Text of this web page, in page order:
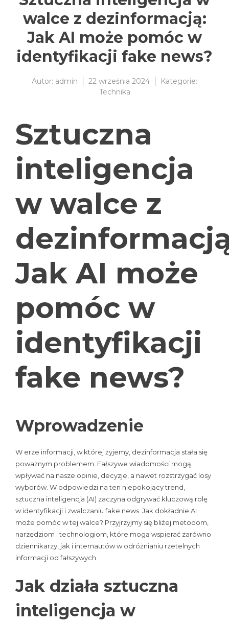
walce z dezinformacją:
Jak AI może pomóc w
identyfikacji fake news?
Autor: admin 22 września 2024
Kategorie:
Technika
Sztuczna
inteligencja
w walce z
Jak AI może
pomóc w
identyfikacji
fake news?
Wprowadzenie
W erze informacji, w której żyjemy, dezinformacja stała się
poważnym problemem. Fałszywe wiadomości mogą
wpływać na nasze opinie, decyzje, a nawet rozstrzygać losy
wyborów. W odpowiedzi na ten niepokojący trend,
sztuczna inteligencja (AI) zaczyna odgrywać kluczową rolę
w identyfikacji i zwalczaniu fake news. Jak dokładnie AI
może pomóc w tej walce? Przyjrzyjmy się bliżej metodom,
narzędziom i technologiom, które mogą wspierać zarówno
dziennikarzy, jak i internautów w odróżnianiu rzetelnych
informacji od fałszywych.
Jak działa sztuczna
inteligencja w